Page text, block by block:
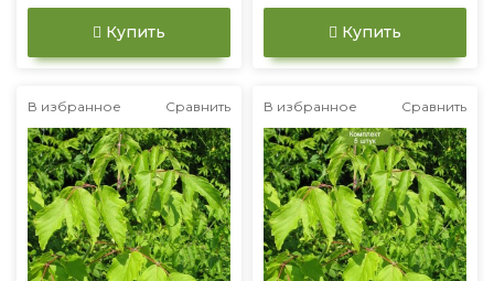
Купить Купить
В избранное Сравнить В избранное Сравнить